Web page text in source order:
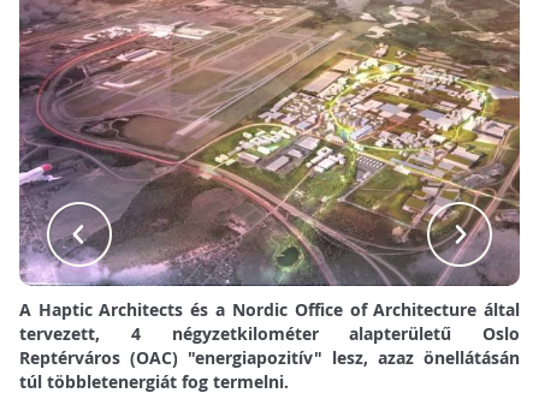
A Haptic Architects és a Nordic Office of Architecture által
tervezett, 4 négyzetkilométer alapterületű Oslo
Reptérváros (OAC) "energiapozitív" lesz, azaz önellátásán
túl többletenergiát fog termelni.